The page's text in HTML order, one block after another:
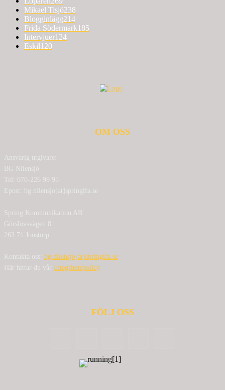
Mikael Tisjö238
Blogginlägg214
Frida Södermark185
Intervjuer124
Eskil120
OM OSS
Ansvarig utgivare:
BG Nilensjö
Tel: 070-226 99 95
Epost: bg.nilensjo[at]springlfa.se
Spring Kommunikation AB
Görslövsvägen 8
263 71 Jonstorp
Kontakta oss: bg.nilensjo[at]springlfa.se
Här hittar du vår Integritetspolicy
FÖLJ OSS